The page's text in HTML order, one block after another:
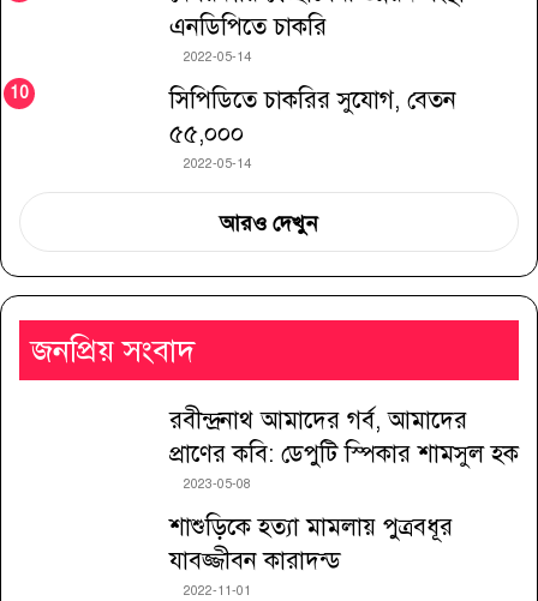
এনডিপিতে চাকরি
2022-05-14
সিপিডিতে চাকরির সুযোগ, বেতন
৫৫,০০০
2022-05-14
আরও দেখুন
জনপ্রিয় সংবাদ
রবীন্দ্রনাথ আমাদের গর্ব, আমাদের
প্রাণের কবি: ডেপুটি স্পিকার শামসুল হক
2023-05-08
শাশুড়িকে হত্যা মামলায় পুত্রবধূর
যাবজ্জীবন কারাদন্ড
2022-11-01